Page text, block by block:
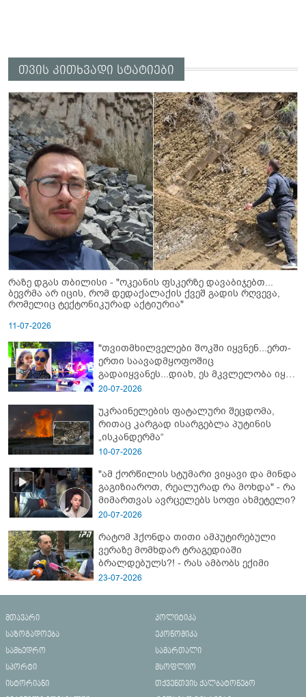
თვის კითხვადი სტატიები
რაზე დგას თბილისი - "ოკეანის ფსკერზე დავაბიჯებთ...
ბევრმა არ იცის, რომ დედაქალაქის ქვეშ გადის რღვევა,
რომელიც ტექტონიკურად აქტიურია"
11-07-2026
"თვითმხილველები შოკში იყვნენ...ერთ-
ერთი საავადმყოფოშიც
გადაიყვანეს...დიახ, ეს მკვლელობა იყო"
- გორში დატრიალებული ტრაგედიის
20-07-2026
უკრაინელების ფატალური შეცდომა,
რითაც კარგად ისარგებლა პუტინის
„ისკანდერმა“
10-07-2026
"ამ ქორწილის სტუმარი ვიყავი და მინდა
გაგიზიაროთ, რეალურად რა მოხდა" - რა
მიმართვას ავრცელებს სოფი ახმეტელი?
20-07-2026
რატომ ჰქონდა თითი ამპუტირებული
ვერაზე მომხდარ ტრაგედიაში
ბრალდებულს?! - რას ამბობს ექიმი
23-07-2026
მთავარი
პოლიტიკა
საზოგადოება
ეკონომიკა
სამხედრო
სამართალი
სპორტი
მსოფლიო
ისტორიანი
თქვენთვის ქალბატონებო